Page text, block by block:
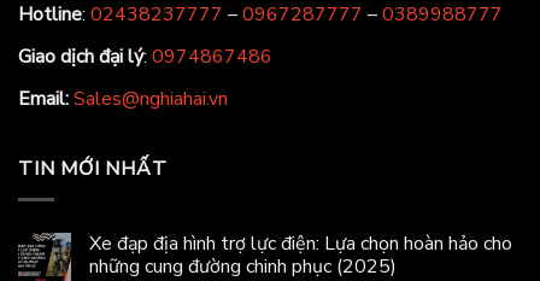
Hotline: 02438237777 –0967287777 –0389988777
Giao dịch đại lý: 0974867486
Email:Sales@nghiahai.vn
TIN MỚI NHẤT
Xe đạp địa hình trợ lực điện: Lựa chọn hoàn hảo cho
những cung đường chinh phục (2025)